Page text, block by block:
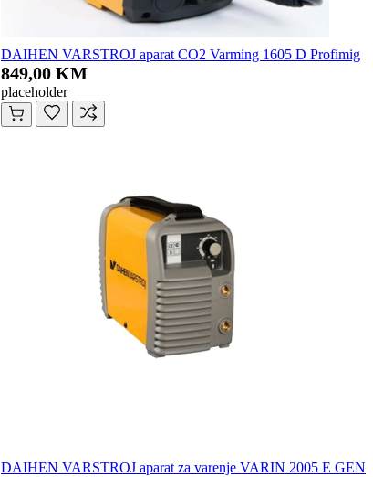
DAIHEN VARSTROJ aparat CO2 Varming 1605 D Profimig
849,00 KM
placeholder
DAIHEN VARSTROJ aparat za varenje VARIN 2005 E GEN